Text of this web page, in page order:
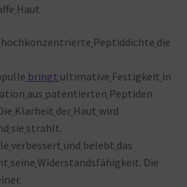
Haut
hochkonzentrierte Peptiddichte die
bringt ultimative Festigkeit in
aus patentierten Peptiden
Klarheit der Haut wird
sie strahlt.
verbessert und belebt das
seine Widerstandsfähigkeit. Die